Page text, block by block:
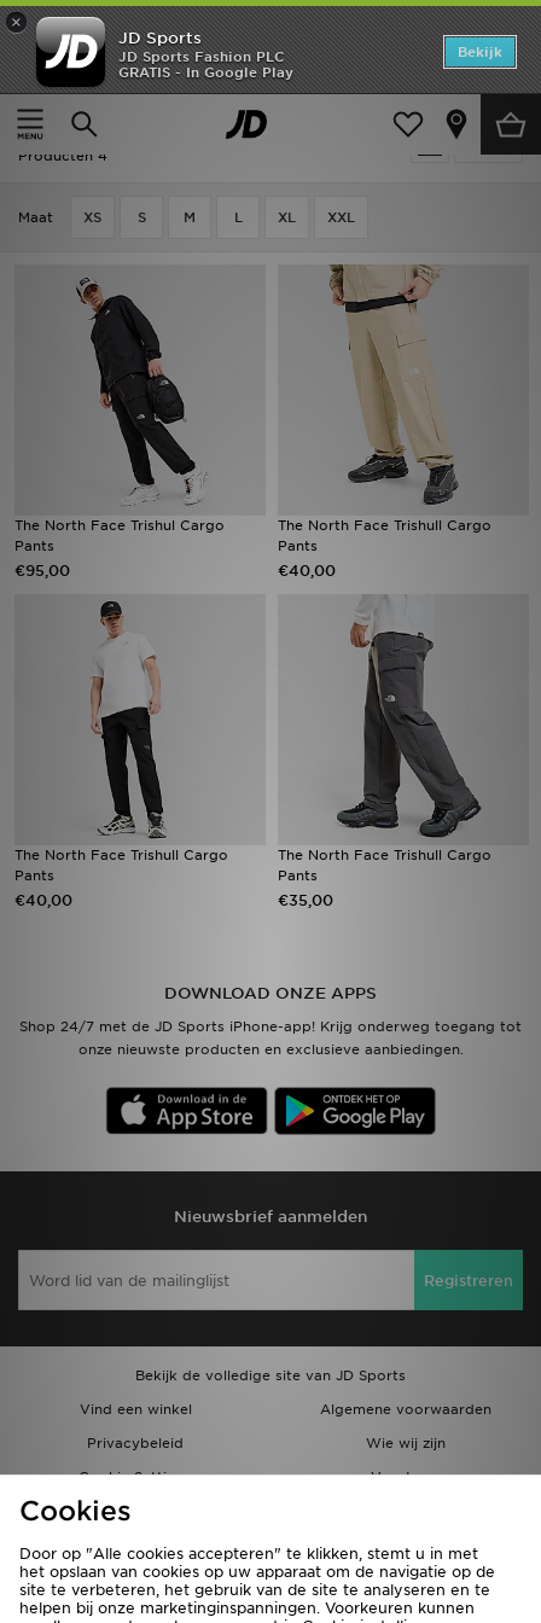
×
JD Sports
JD Sports Fashion PLC
GRATIS - In Google Play
Bekijk
Thuis
Heren Herenkleding Cargo Broek
Heren - The North Face Cargo Broek
Producten 4
Maat XS S M L XL XXL
The North Face Trishul Cargo
Pants
€95,00
The North Face Trishull Cargo
Pants
€40,00
The North Face Trishull Cargo
Pants
€40,00
The North Face Trishull Cargo
Pants
€35,00
DOWNLOAD ONZE APPS
Shop 24/7 met de JD Sports iPhone-app! Krijg onderweg toegang tot
onze nieuwste producten en exclusieve aanbiedingen.
Nieuwsbrief aanmelden
Registreren
Bekijk de volledige site van JD Sports
Vind een winkel
Algemene voorwaarden
Privacybeleid
Wie wij zijn
Cookie Settings
Vacatures
Bestellingen en Levering
Home
Offers
New In
Collecties
Merken
Bestelling traceren
Klantenservice
Download de app
Wie wij zijn
Cookies
Door op "Alle cookies accepteren" te klikken, stemt u in met
het opslaan van cookies op uw apparaat om de navigatie op de
site te verbeteren, het gebruik van de site te analyseren en te
helpen bij onze marketinginspanningen. Voorkeuren kunnen